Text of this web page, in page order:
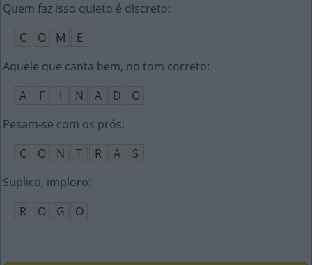
Quem faz isso quieto é discreto:
C
O M
E
Aquele que canta bem, no tom correto:
A
F I N A D
O
Pesam-se com os prós:
C
O N T R A
S
Suplico, imploro:
R
O G O